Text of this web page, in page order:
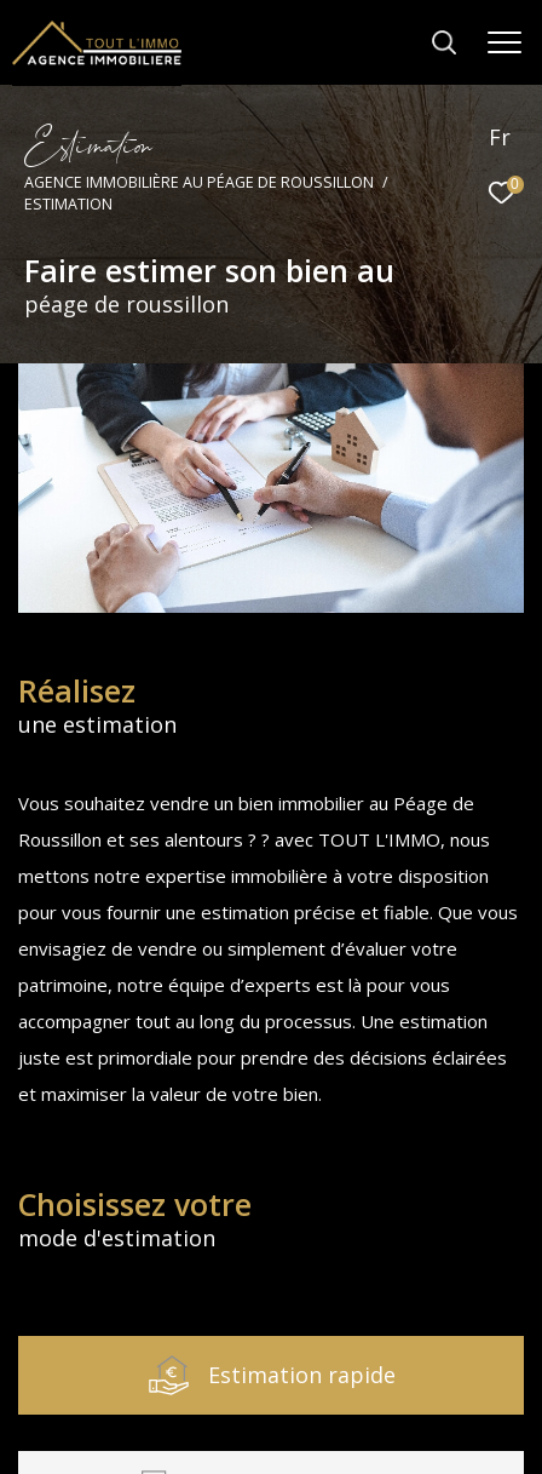
Fr
0
Esimaio
AGENCE IMMOBILIÈRE AU PÉAGE DE ROUSSILLON
ESTIMATION
Faire estimer son bien au
péage de roussillon
Réalisez
une estimation
Vous souhaitez vendre un bien immobilier au Péage de
Roussillon et ses alentours ? ? avec TOUT L'IMMO, nous
mettons notre expertise immobilière à votre disposition
pour vous fournir une estimation précise et fiable. Que vous
envisagiez de vendre ou simplement d’évaluer votre
patrimoine, notre équipe d’experts est là pour vous
accompagner tout au long du processus. Une estimation
juste est primordiale pour prendre des décisions éclairées
et maximiser la valeur de votre bien.
Choisissez votre
mode d'estimation
Estimation rapide